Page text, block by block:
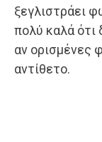
ξεγλιστράει
πολύ καλά ότι
αν ορισμένες
αντίθετο.